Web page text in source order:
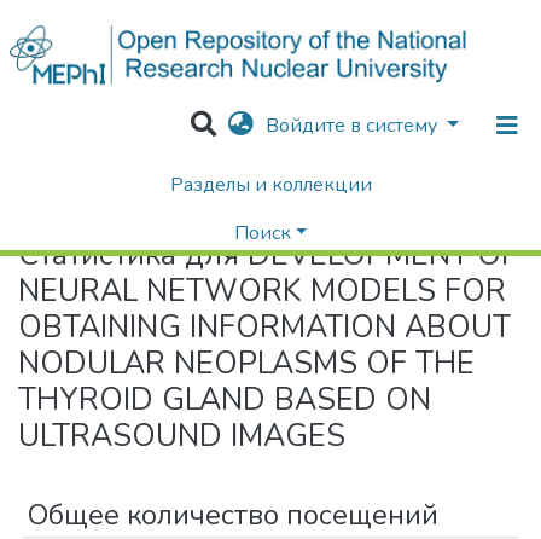
Войдите в систему
Разделы и коллекции
Поиск
Статистика
Статистика для DEVELOPMENT OF
NEURAL NETWORK MODELS FOR
OBTAINING INFORMATION ABOUT
NODULAR NEOPLASMS OF THE
THYROID GLAND BASED ON
ULTRASOUND IMAGES
Общее количество посещений